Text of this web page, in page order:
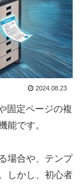
2024.08.23
固定ページの複
能です。
場合や、テンプ
しかし、初心者